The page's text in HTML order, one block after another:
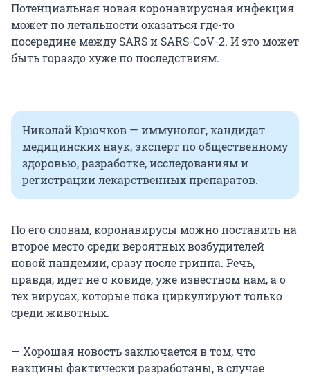
Потенциальная новая коронавирусная инфекция
может по летальности оказаться где-то
посередине между SARS и SARS-CoV-2. И это может
быть гораздо хуже по последствиям.
Николай Крючков — иммунолог, кандидат
медицинских наук, эксперт по общественному
здоровью, разработке, исследованиям и
регистрации лекарственных препаратов.
По его словам, коронавирусы можно поставить на
второе место среди вероятных возбудителей
новой пандемии, сразу после гриппа. Речь,
правда, идет не о ковиде, уже известном нам, а о
тех вирусах, которые пока циркулируют только
среди животных.
— Хорошая новость заключается в том, что
вакцины фактически разработаны, в случае